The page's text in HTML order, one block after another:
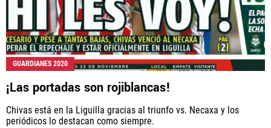
GUARDIANES 2020
¡Las portadas son rojiblancas!
Chivas está en la Liguilla gracias al triunfo vs. Necaxa y los
periódicos lo destacan como siempre.